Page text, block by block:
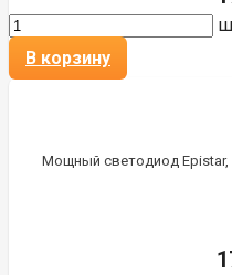
В корзину
Мощный светодиод Epistar,